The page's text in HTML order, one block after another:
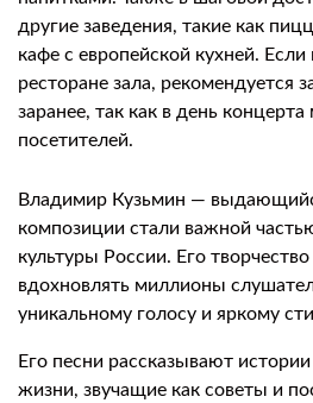
другие заведения, такие как
кафе с европейской кухней. Если
ресторане зала, рекомендуется
заранее, так как в день
посетителей.
Владимир Кузьмин —
композиции стали важной
культуры России. Его
вдохновлять миллионы
уникальному голосу и яркому
Его песни рассказывают
жизни, звучащие как советы и